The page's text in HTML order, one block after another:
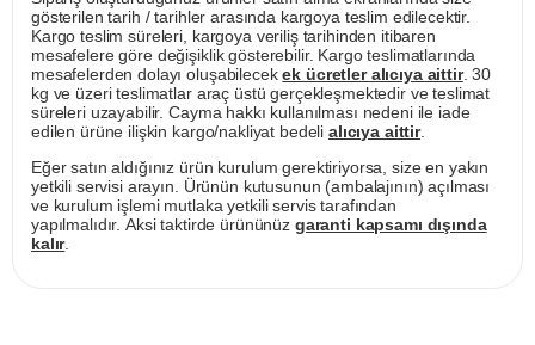
gösterilen tarih / tarihler arasında kargoya teslim edilecektir.
Kargo teslim süreleri, kargoya veriliş tarihinden itibaren
mesafelere göre değişiklik gösterebilir. Kargo teslimatlarında
mesafelerden dolayı oluşabilecekek ücretler alıcıya aittir. 30
kg ve üzeri teslimatlar araç üstü gerçekleşmektedir ve teslimat
süreleri uzayabilir. Cayma hakkı kullanılması nedeni ile iade
edilen ürüne ilişkin kargo/nakliyat bedeli alıcıya aittir.
Eğer satın aldığınız ürün kurulum gerektiriyorsa, size en yakın
yetkili servisi arayın. Ürünün kutusunun (ambalajının) açılması
ve kurulum işlemi mutlaka yetkili servis tarafından
yapılmalıdır. Aksi taktirde ürününüz garanti kapsamı dışında
kalır.